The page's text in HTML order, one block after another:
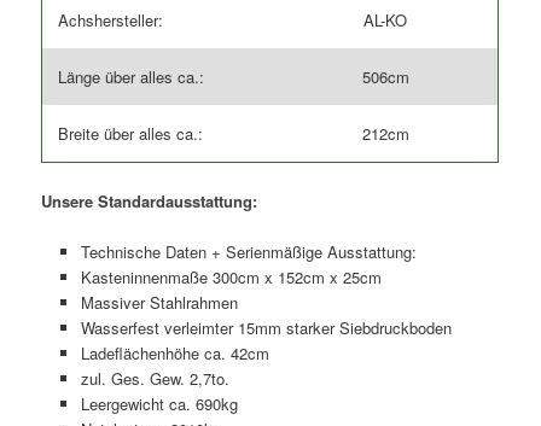
Achshersteller: AL-KO
Länge über alles ca.: 506cm
Breite über alles ca.: 212cm
Unsere Standardausstattung:
Technische Daten + Serienmäßige Ausstattung:
Kasteninnenmaße 300cm x 152cm x 25cm
Massiver Stahlrahmen
Wasserfest verleimter 15mm starker Siebdruckboden
Ladeflächenhöhe ca. 42cm
zul. Ges. Gew. 2,7to.
Leergewicht ca. 690kg